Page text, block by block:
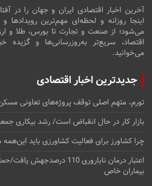
آخرین اخبار اقتصادی ایران و جهان را در
اینجا روزانه و لحظه‌ای مهم‌ترین رویدادها
می‌شود؛ از صنعت و تجارت تا بورس، طلا و ارز
اقتصاد، سریع‌تر به‌روزرسانی‌ها و گزیده
می‌خوانید.
جدیدترین اخبار اقتصادی
تورم، متهم اصلی توقف پروژه‌های تعاونی مسکن
بازار کار در حال انقباض است/ رشد بیکاری
چرا کشاورز برای فعالیت کشاورزی باید این‌همه
اعتبار درمان ناباروری 110
بیماران خاص